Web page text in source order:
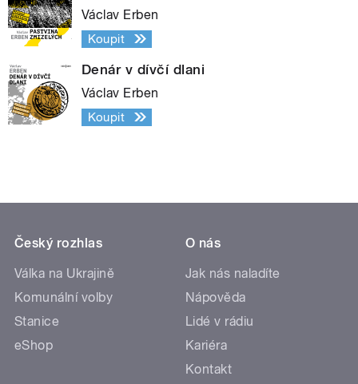
Václav Erben
Koupit
Denár v dívčí dlani
Václav Erben
Koupit
Český rozhlas
Válka na Ukrajině
Komunální volby
Stanice
eShop
O nás
Jak nás naladíte
Nápověda
Lidé v rádiu
Kariéra
Kontakt